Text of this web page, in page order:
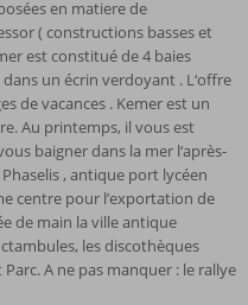
en matiere de
( constructions basses et
est constitué de 4 baies
un écrin verdoyant . L‘offre
de vacances . Kemer est un
Au printemps, il vous est
baigner dans la mer l‘après-
, antique port lycéen
centre pour l’exportation de
de main la ville antique
les discothèques
A ne pas manquer : le rallye